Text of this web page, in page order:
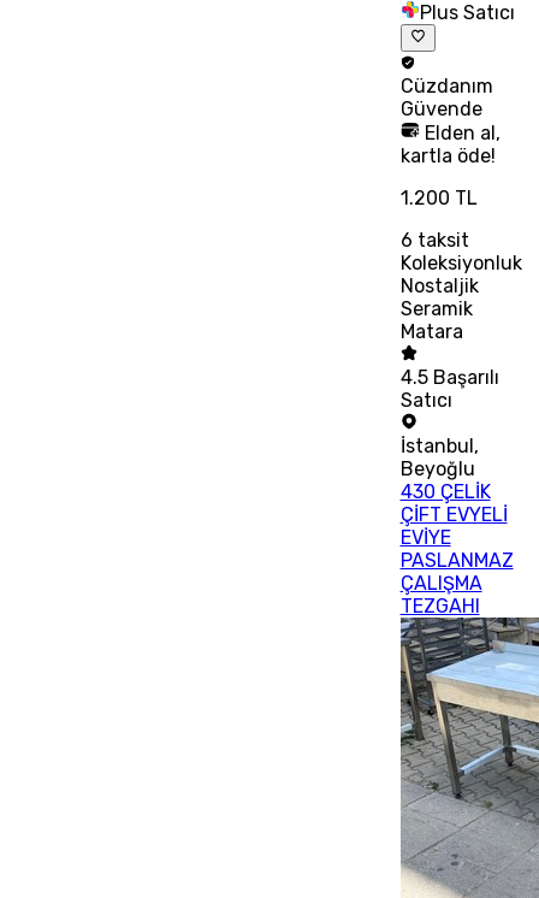
Plus Satıcı
Cüzdanım
Güvende
Elden al,
kartla öde!
1.200 TL
6 taksit
Koleksiyonluk
Nostaljik
Seramik
Matara
4.5 Başarılı
Satıcı
İstanbul,
Beyoğlu
430 ÇELİK
ÇİFT EVYELİ
EVİYE
PASLANMAZ
ÇALIŞMA
TEZGAHI